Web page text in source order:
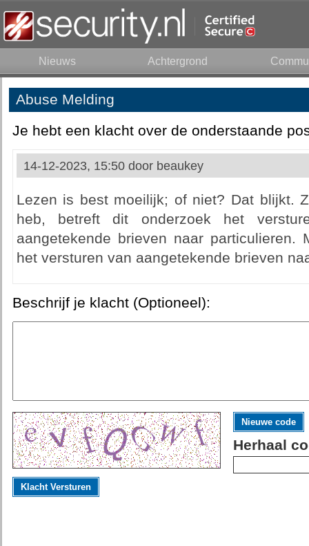
Nieuws Achtergrond
Abuse Melding
Je hebt een klacht over de onderstaande
14-12-2023, 15:50 door beaukey
Lezen is best moeilijk; of niet? Dat blijkt.
heb, betreft dit onderzoek het
aangetekende brieven naar particulieren.
het versturen van aangetekende brieven
Beschrijf je klacht (Optioneel):
Nieuwe code
Herhaal
Klacht Versturen